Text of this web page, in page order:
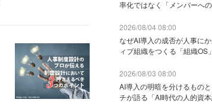
率化ではなく「メンバーへの
2026/08/04 08:00
なぜAI導入の成否が人事に
ィブ組織をつくる「組織OS
2026/08/03 08:00
AI導入の明暗を分けるもの
チが語る「AI時代の人的資